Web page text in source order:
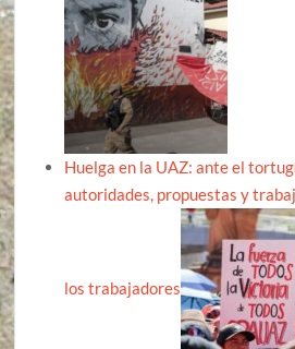
Huelga en la UAZ: ante el
autoridades, propuestas y
los trabajadores